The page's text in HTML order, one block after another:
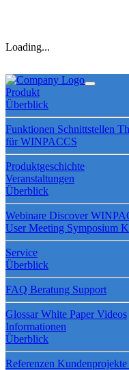
Loading...
Produkt
Überblick
Funktionen Schnittstellen
für WINPACCS
Produktgeschichte
Veranstaltungen
Überblick
Webinare Discover
User Meeting Symposium
Service
Überblick
FAQ Beratung Support
GlossarWhite PaperVideos
Informationen
Überblick
Referenzen Kundenprojekte